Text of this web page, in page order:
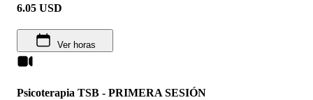
6.05 USD
Ver horas
Psicoterapia TSB - PRIMERA SESIÓN